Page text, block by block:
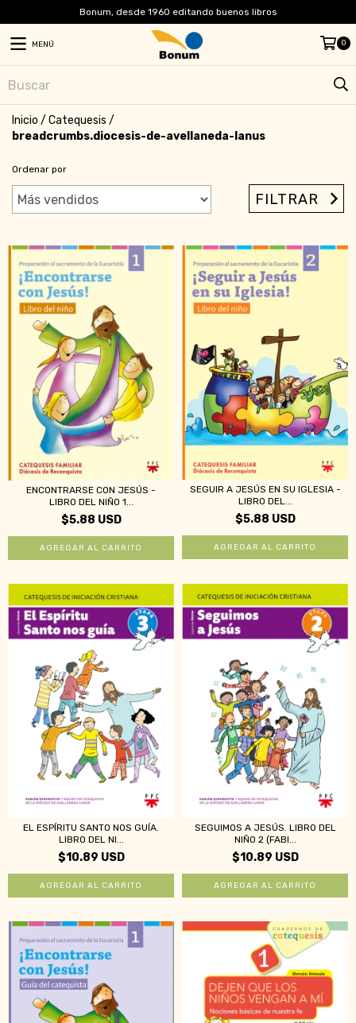
Bonum, desde 1960 editando buenos libros
MENÚ 0
Inicio / Catequesis /
breadcrumbs.diocesis-de-avellaneda-lanus
Ordenar por
FILTRAR
ENCONTRARSE CON JESÚS -
LIBRO DEL NIÑO 1...
$5.88 USD
SEGUIR A JESÚS EN SU IGLESIA -
LIBRO DEL...
$5.88 USD
EL ESPÍRITU SANTO NOS GUÍA.
LIBRO DEL NI...
$10.89 USD
SEGUIMOS A JESÚS. LIBRO DEL
NIÑO 2 (FABI...
$10.89 USD